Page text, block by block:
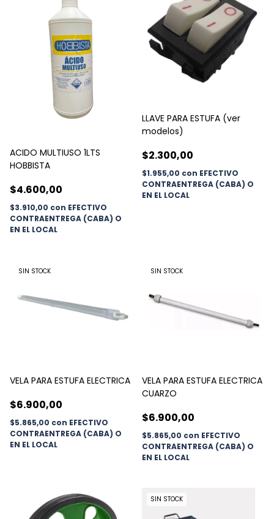
ACIDO MULTIUSO 1LTS
HOBBISTA
$4.600,00
$3.910,00 con EFECTIVO
CONTRAENTREGA (CABA) O
EN EL LOCAL
LLAVE PARA ESTUFA (ver
modelos)
$2.300,00
$1.955,00 con EFECTIVO
CONTRAENTREGA (CABA) O
EN EL LOCAL
SIN STOCK
VELA PARA ESTUFA ELECTRICA
$6.900,00
$5.865,00 con EFECTIVO
CONTRAENTREGA (CABA) O
EN EL LOCAL
SIN STOCK
VELA PARA ESTUFA ELECTRICA
CUARZO
$6.900,00
$5.865,00 con EFECTIVO
CONTRAENTREGA (CABA) O
EN EL LOCAL
SIN STOCK